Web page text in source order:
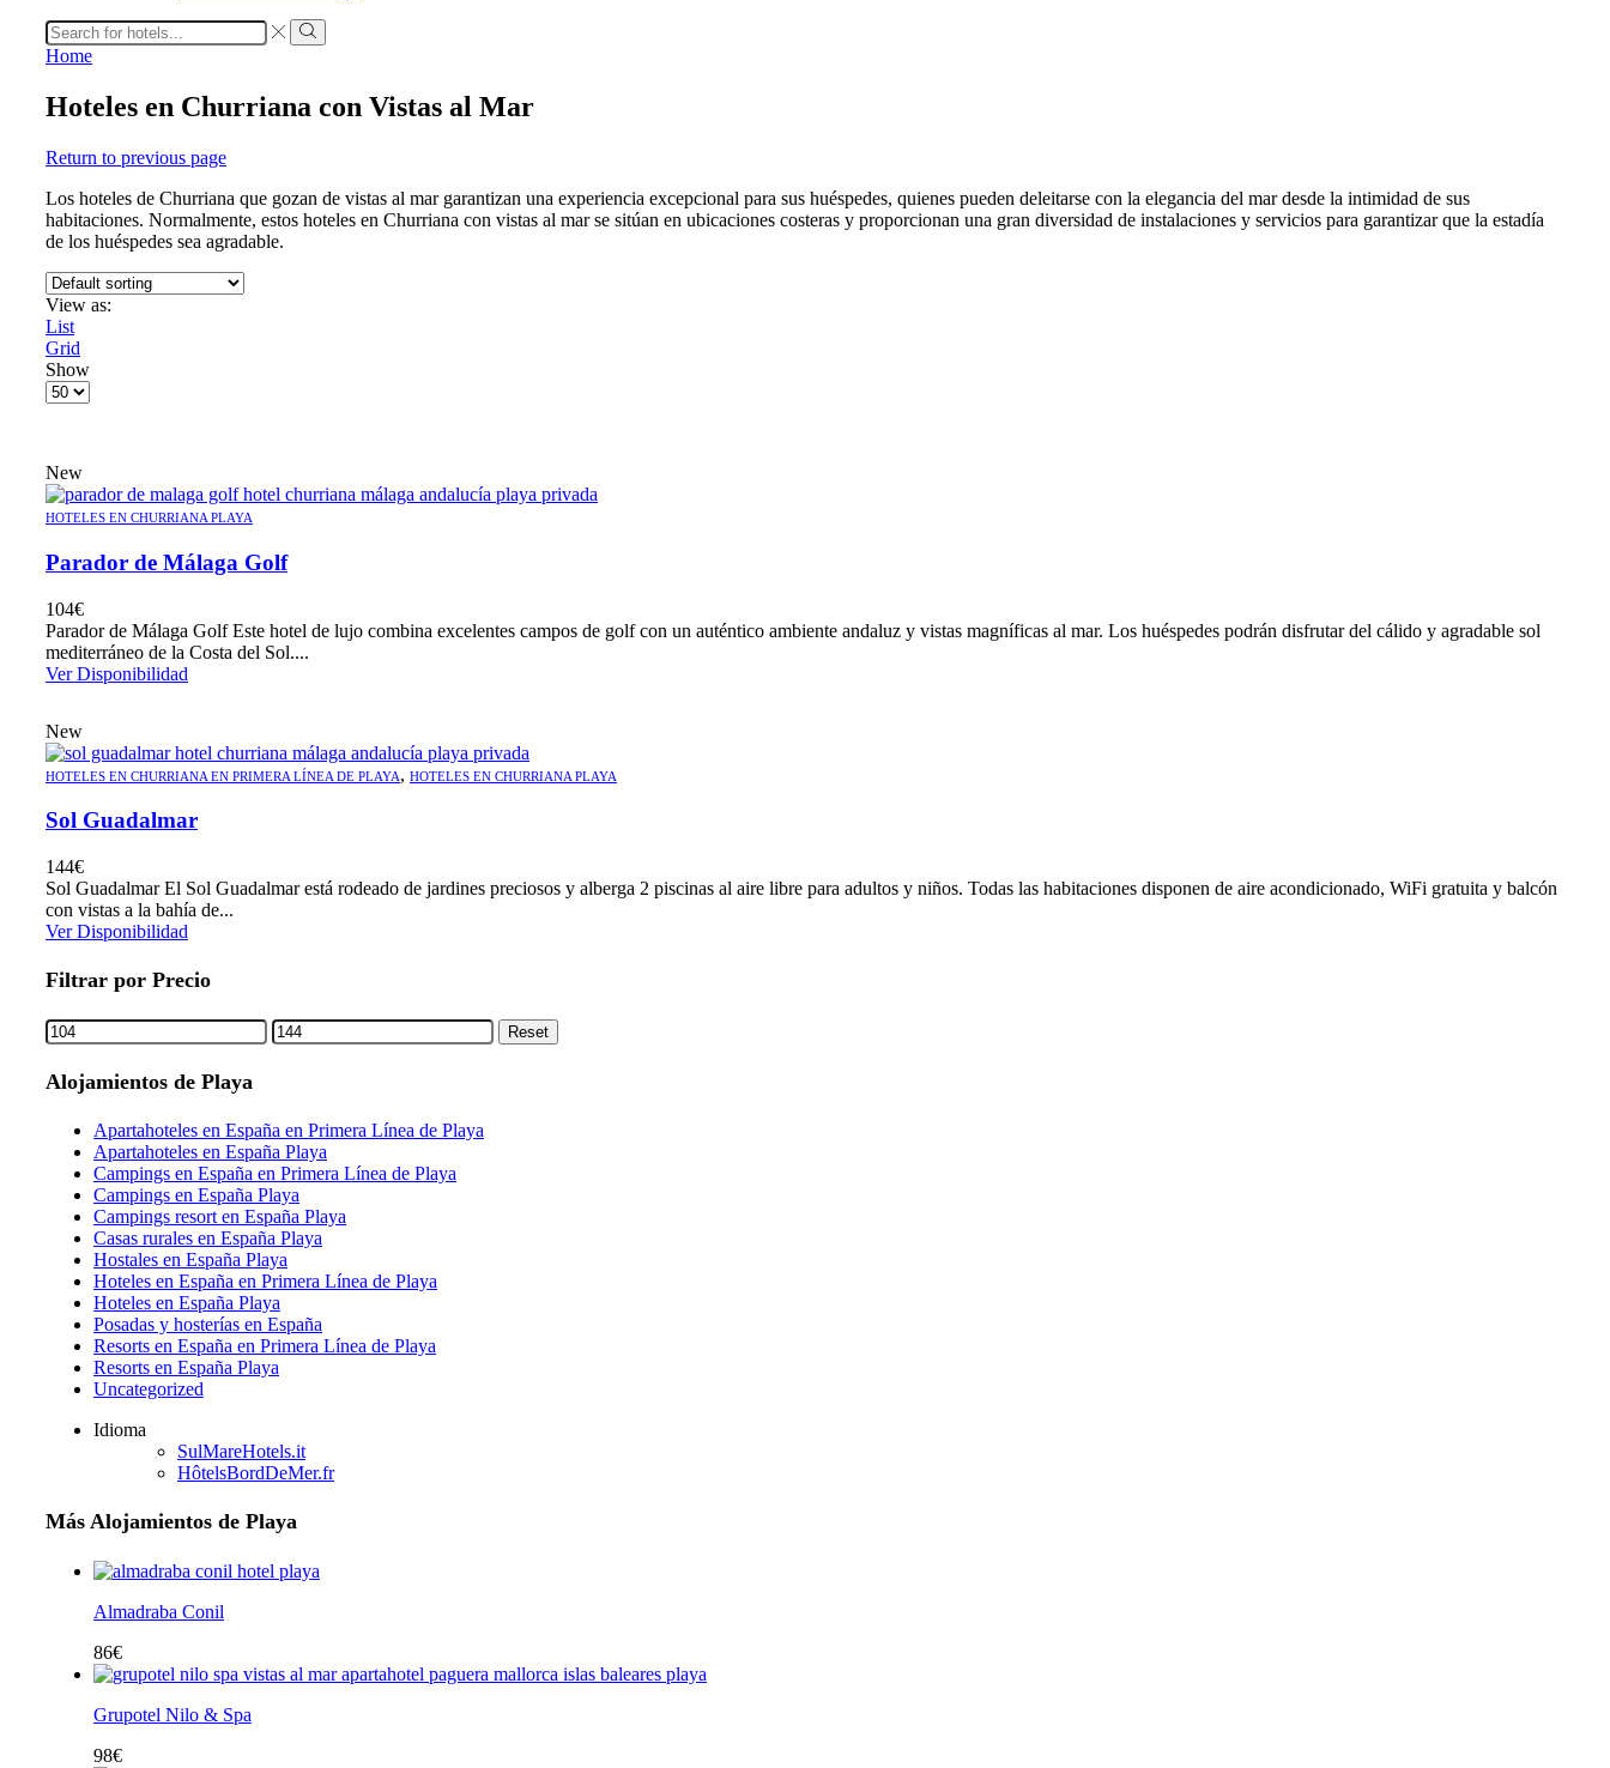
Search
input
Search
Home
Hoteles en Churriana con Vistas al Mar
Return to previous page
Los hoteles de Churriana que gozan de vistas al mar garantizan una experiencia excepcional para sus huéspedes, quienes pueden deleitarse con la elegancia del mar desde la intimidad de sus
habitaciones. Normalmente, estos hoteles en Churriana con vistas al mar se sitúan en ubicaciones costeras y proporcionan una gran diversidad de instalaciones y servicios para garantizar que la estadía
de los huéspedes sea agradable.
View as:
List
Grid
Show
Products
New
HOTELES EN CHURRIANA PLAYA
Parador de Málaga Golf
104€
Parador de Málaga Golf Este hotel de lujo combina excelentes campos de golf con un auténtico ambiente andaluz y vistas magníficas al mar. Los huéspedes podrán disfrutar del cálido y agradable sol
mediterráneo de la Costa del Sol....
Ver Disponibilidad
New
HOTELES EN CHURRIANA EN PRIMERA LÍNEA DE PLAYA, HOTELES EN CHURRIANA PLAYA
Sol Guadalmar
144€
Sol Guadalmar El Sol Guadalmar está rodeado de jardines preciosos y alberga 2 piscinas al aire libre para adultos y niños. Todas las habitaciones disponen de aire acondicionado, WiFi gratuita y balcón
con vistas a la bahía de...
Ver Disponibilidad
Filtrar por Precio
Min
price
Max
price
Reset
Alojamientos de Playa
Apartahoteles en España en Primera Línea de Playa
Apartahoteles en España Playa
Campings en España en Primera Línea de Playa
Campings en España Playa
Campings resort en España Playa
Casas rurales en España Playa
Hostales en España Playa
Hoteles en España en Primera Línea de Playa
Hoteles en España Playa
Posadas y hosterías en España
Resorts en España en Primera Línea de Playa
Resorts en España Playa
Uncategorized
Idioma
SulMareHotels.it
HôtelsBordDeMer.fr
Más Alojamientos de Playa
Almadraba Conil
86€
Grupotel Nilo & Spa
98€